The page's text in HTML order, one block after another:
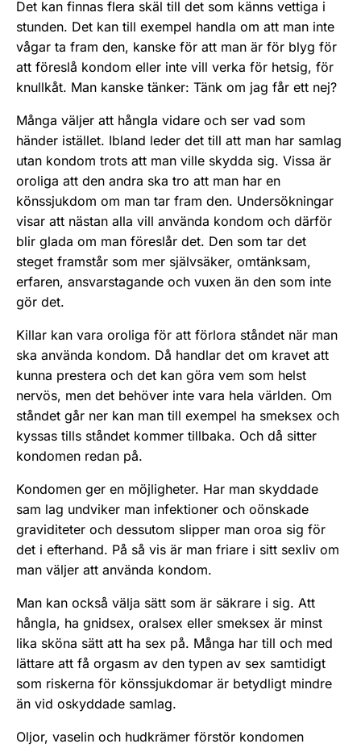
Det kan finnas flera skäl till det som känns vettiga i
stun­den. Det kan till exempel handla om att man inte
vågar ta fram den, kanske för att man är för blyg för
att föreslå kondom eller inte vill verka för hetsig, för
knullkåt. Man kanske tänker: Tänk om jag får ett nej?
Många väljer att hångla vidare och ser vad som
händer istället. Ibland leder det till att man har samlag
utan kondom trots att man ville skydda sig. Vissa är
oroliga att den andra ska tro att man har en
könssjukdom om man tar fram den. Undersökningar
visar att nästan alla vill använda kon­dom och därför
blir glada om man föreslår det. Den som tar det
steget framstår som mer självsäker, omtänk­sam,
erfaren, ansvarstagande och vuxen än den som inte
gör det.
Killar kan vara oroliga för att förlora ståndet när man
ska använda kondom. Då handlar det om kravet att
kunna prestera och det kan göra vem som helst
nervös, men det behöver inte vara hela världen. Om
ståndet går ner kan man till exempel ha smeksex och
kyssas tills ståndet kommer tillbaka. Och då sitter
kondomen redan på.
Kondomen ger en möjligheter. Har man skyddade
sam­ lag undviker man infektioner och oönskade
graviditeter och dessutom slipper man oroa sig för
det i efterhand. På så vis är man friare i sitt sexliv om
man väljer att an­vända kondom.
Man kan också välja sätt som är säkrare i sig. Att
hångla, ha gnidsex, oralsex eller smeksex är minst
lika sköna sätt att ha sex på. Många har till och med
lättare att få orgasm av den typen av sex samtidigt
som riskerna för könssjukdomar är betydligt mindre
än vid oskyddade samlag.
Oljor, vaselin och hudkrämer förstör kondomen